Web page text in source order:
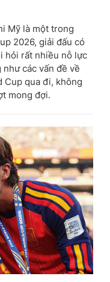
Mỹ là một trong
2026, giải đấu có
hỏi rất nhiều nỗ lực
các vấn đề về
Cup qua đi, không
mong đợi.